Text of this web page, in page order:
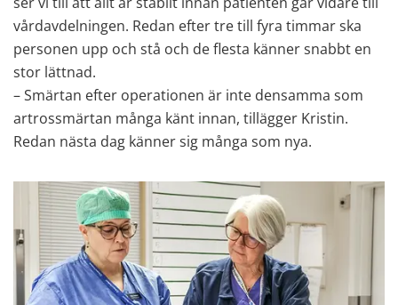
vårdavdelningen. Redan efter tre till fyra timmar ska
personen upp och stå och de flesta känner snabbt en
stor lättnad.
– Smärtan efter operationen är inte densamma som
artrossmärtan många känt innan, tillägger Kristin.
Redan nästa dag känner sig många som nya.